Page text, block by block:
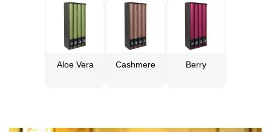
Aloe Vera Cashmere Berry